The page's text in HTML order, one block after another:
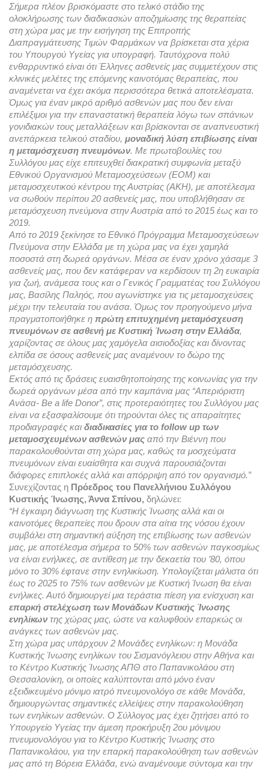
Σήμερα πλέον βρισκόμαστε στο τελικό στάδιο της
ολοκλήρωσης των διαδικασιών αποζημίωσης της θεραπείας
στη χώρα μας με την εισήγηση της Επιτροπής
Διαπραγμάτευσης Τιμών Φαρμάκων να βρίσκεται στα χέρια
του Υπουργού Υγείας για υπογραφή. Ταυτόχρονα πολύ
ενθαρρυντικό είναι ότι Έλληνες ασθενείς μας συμμετέχουν στις
κλινικές μελέτες της επόμενης καινοτόμας θεραπείας, που
αναμένεται να έχει ακόμα περισσότερα θετικά αποτελέσματα.
Όμως για έναν μικρό αριθμό ασθενών μας που δεν είναι
επιλέξιμοι για την επαναστατική θεραπεία λόγω των σπάνιων
γονιδιακών τους μεταλλάξεων και βρίσκονται σε αναπνευστική
ανεπάρκεια τελικού σταδίου, μοναδική λύση επιβίωσης είναι
η μεταμόσχευση πνευμόνων. Με πρωτοβουλίες του
Συλλόγου μας είχε επιτευχθεί διακρατική συμφωνία μεταξύ
Εθνικού Οργανισμού Μεταμοσχεύσεων (EOM) και
μεταμοσχευτικού κέντρου της Αυστρίας (AKH), με αποτέλεσμα
να σωθούν περίπου 20 ασθενείς μας, που υποβλήθησαν σε
μεταμόσχευση πνεύμονα στην Αυστρία από το 2015 έως και το
2019.
Από το 2019 ξεκίνησε το Εθνικό Πρόγραμμα Μεταμοσχεύσεων
Πνεύμονα στην Ελλάδα με τη χώρα μας να έχει χαμηλά
ποσοστά στη δωρεά οργάνων. Μέσα σε έναν χρόνο χάσαμε 3
ασθενείς μας, που δεν κατάφεραν να κερδίσουν τη 2η ευκαιρία
για ζωή, ανάμεσα τους και ο Γενικός Γραμματέας του Συλλόγου
μας, Βασίλης Παληός, που αγωνίστηκε για τις μεταμοσχεύσεις
μέχρι την τελευταία του ανάσα. Όμως τον προηγούμενο μήνα
πραγματοποιήθηκε η πρώτη επιτυχημένη μεταμόσχευση
πνευμόνων σε ασθενή με Κυστική Ίνωση στην Ελλάδα,
χαρίζοντας σε όλους μας χαμόγελα αισιοδοξίας και δίνοντας
ελπίδα σε όσους ασθενείς μας αναμένουν το δώρο της
μεταμόσχευσης.
Εκτός από τις δράσεις ευαισθητοποίησης της κοινωνίας για την
δωρεά οργάνων μέσα από την καμπάνια μας “Απεριόριστη
Ανάσα- Be a life Donor”, στις προτεραιότητες του Συλλόγου μας
είναι να εξασφαλίσουμε ότι τηρούνται όλες τις απαραίτητες
προδιαγραφές και διαδικασίες για το follow up των
μεταμοσχευμένων ασθενών μας από την Βιέννη που
παρακολουθούνται στη χώρα μας, καθώς τα μοσχεύματα
πνευμόνων είναι ευαίσθητα και συχνά παρουσιάζονται
διάφορες επιπλοκές αλλά και απόρριψη από τον οργανισμό.”
Συνεχίζοντας η Πρόεδρος του Πανελλήνιου Συλλόγου
Κυστικής Ίνωσης, Άννα Σπίνου, δηλώνει:
“Η έγκαιρη διάγνωση της Κυστικής Ίνωσης αλλά και οι
καινοτόμες θεραπείες που δρουν στα αίτια της νόσου έχουν
συμβάλει στη σημαντική αύξηση της επιβίωσης των ασθενών
μας, με αποτέλεσμα σήμερα το 50% των ασθενών παγκοσμίως
να είναι ενήλικες, σε αντίθεση με την δεκαετία του ’80, όπου
μόνο το 30% έφτανε στην ενηλικίωση. Υπολογίζεται μάλιστα ότι
έως το 2025 το 75% των ασθενών με Κυστική Ίνωση θα είναι
επαρκή στελέχωση των Μονάδων Κυστικής Ίνωσης
ενηλίκων της χώρας μας, ώστε να καλυφθούν επαρκώς οι
ανάγκες των ασθενών μας.
Στη χώρα μας υπάρχουν 2 Μονάδες ενηλίκων: η Μονάδα
Κυστικής Ίνωσης ενηλίκων του Σισμανόγλειου στην Αθήνα και
το Κέντρο Κυστικής Ίνωσης ΑΠΘ στο Παπανικολάου στη
Θεσσαλονίκη, οι οποίες καλύπτονται από μόνο έναν
εξειδικευμένο μόνιμο ιατρό πνευμονολόγο σε κάθε Μονάδα,
δημιουργώντας σημαντικές ελλείψεις στην παρακολούθηση
των ενηλίκων ασθενών. Ο Σύλλογος μας έχει ζητήσει από το
Υπουργείο Υγείας την άμεση προκήρυξη 2ου μόνιμου
πνευμονολόγου για το Κέντρο Κυστικής Ίνωσης στο
Παπανικολάου, για την επαρκή παρακολούθηση των ασθενών
μας από τη Βόρεια Ελλάδα, ενώ αναμένουμε σύντομα και την